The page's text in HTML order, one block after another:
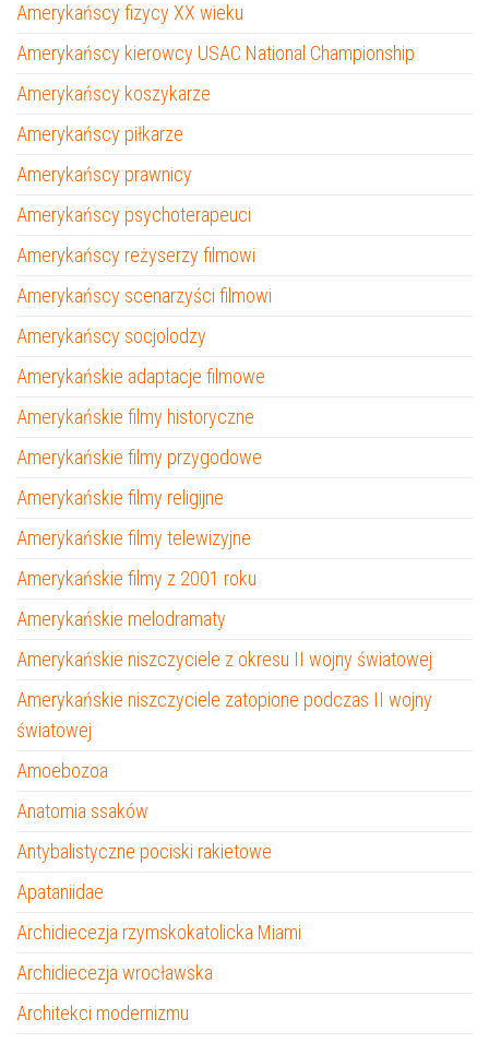
Amerykańscy fizycy XX wieku
Amerykańscy kierowcy USAC National Championship
Amerykańscy koszykarze
Amerykańscy piłkarze
Amerykańscy prawnicy
Amerykańscy psychoterapeuci
Amerykańscy reżyserzy filmowi
Amerykańscy scenarzyści filmowi
Amerykańscy socjolodzy
Amerykańskie adaptacje filmowe
Amerykańskie filmy historyczne
Amerykańskie filmy przygodowe
Amerykańskie filmy religijne
Amerykańskie filmy telewizyjne
Amerykańskie filmy z 2001 roku
Amerykańskie melodramaty
Amerykańskie niszczyciele z okresu II wojny światowej
Amerykańskie niszczyciele zatopione podczas II wojny
światowej
Amoebozoa
Anatomia ssaków
Antybalistyczne pociski rakietowe
Apataniidae
Archidiecezja rzymskokatolicka Miami
Archidiecezja wrocławska
Architekci modernizmu